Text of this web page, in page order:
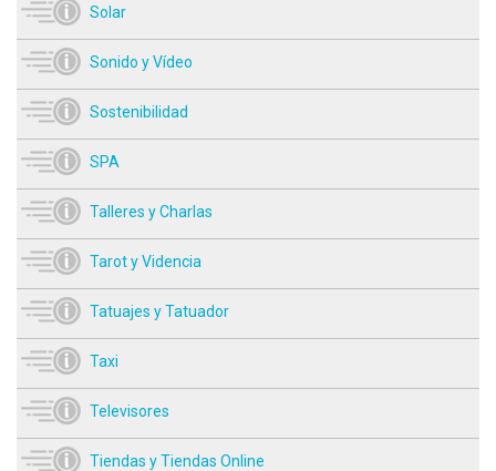
Solar
Sonido y Vídeo
Sostenibilidad
SPA
Talleres y Charlas
Tarot y Videncia
Tatuajes y Tatuador
Taxi
Televisores
Tiendas y Tiendas Online